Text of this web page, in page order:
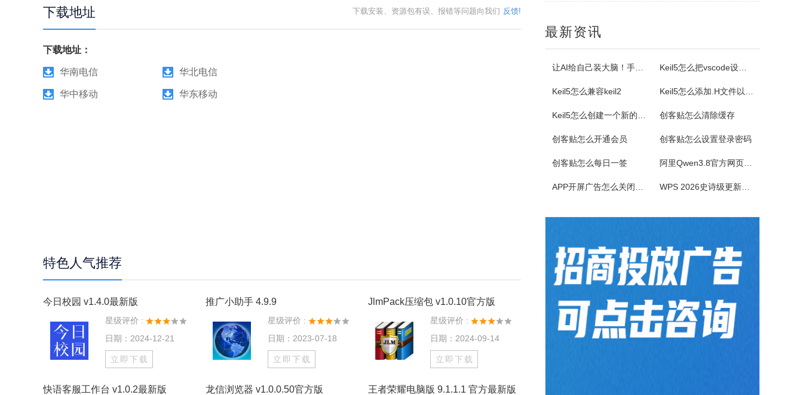
下载地址 下载安装、资源包有误、报错等问题向我们 反馈!
下载地址：
华南电信 华北电信
华中移动 华东移动
特色人气推荐
今日校园 v1.4.0最新版
星级评价 :
日期：2024-12-21
立即下载
推广小助手 4.9.9
星级评价 :
日期：2023-07-18
立即下载
JlmPack压缩包 v1.0.10官方版
星级评价 :
日期：2024-09-14
立即下载
快语客服工作台 v1.0.2最新版 龙信浏览器 v1.0.0.50官方版 王者荣耀电脑版 9.1.1.1 官方最新版
BlazeMediaPro是一款造型新颖，功能齐全的多媒体工具，它支持几乎所有的音频、视频格式及其播放列表（MP3、MP2、ASF、MPG、MPEG、MPE、AVI、WMA、WMV、VIV、MOV、QT、WAV、CDA、DAT、ASX、WAX、M3U、WVX、MIDI、AIFF、AU、SND），能进...
ColorSPY
最新资讯
让AI给自己装大脑！手把手教你学会安装使用Agent Skill Keil5怎么把vscode设置外部编辑器
Keil5怎么兼容keil2 Keil5怎么添加.H文件以及Keil5添加.H文件的方法
Keil5怎么创建一个新的51单片机项目 创客贴怎么清除缓存
创客贴怎么开通会员 创客贴怎么设置登录密码
创客贴怎么每日一签 阿里Qwen3.8官方网页版入口
APP开屏广告怎么关闭？3招彻底关闭跳转 WPS 2026史诗级更新！重构存储管理，深度融合AI应用